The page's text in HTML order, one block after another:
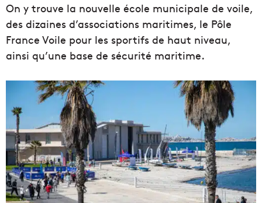
On y trouve la nouvelle école municipale de voile,
des dizaines d’associations maritimes, le Pôle
France Voile pour les sportifs de haut niveau,
ainsi qu’une base de sécurité maritime.